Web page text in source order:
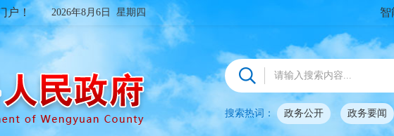
户！ 2026年8月6日 星期四 智
搜索热词： 政务公开 政务要闻